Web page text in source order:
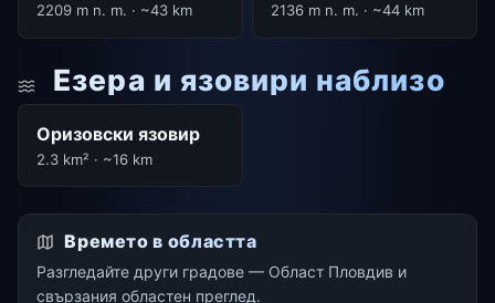
2209 m n. m. · ~43 km 2136 m n. m. · ~44 km
Езера и язовири наблизо
Оризовски язовир
2.3 km² · ~16 km
Времето в областта
Разгледайте други градове — Област Пловдив и
свързания областен преглед.